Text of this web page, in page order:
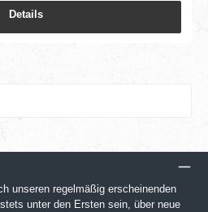
Details
unseren regelmäßig erscheinenden
unter den Ersten sein, über neue